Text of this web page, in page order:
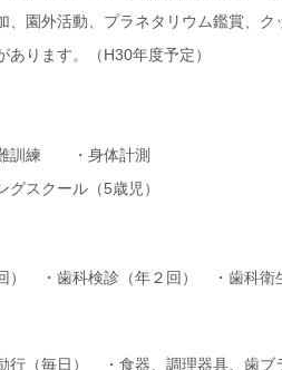
、園外活動、プラネタリウム鑑賞、
あります。（H30年度予定）
訓練 ・身体計測
グスクール（5歳児）
回） ・歯科検診（年２回） ・歯科
行（毎日） ・食器、調理器具、歯